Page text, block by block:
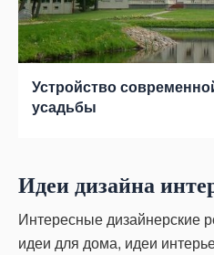
Устройство
усадьбы
Идеи дизайна
Интересные дизайнерские
идеи для дома, идеи